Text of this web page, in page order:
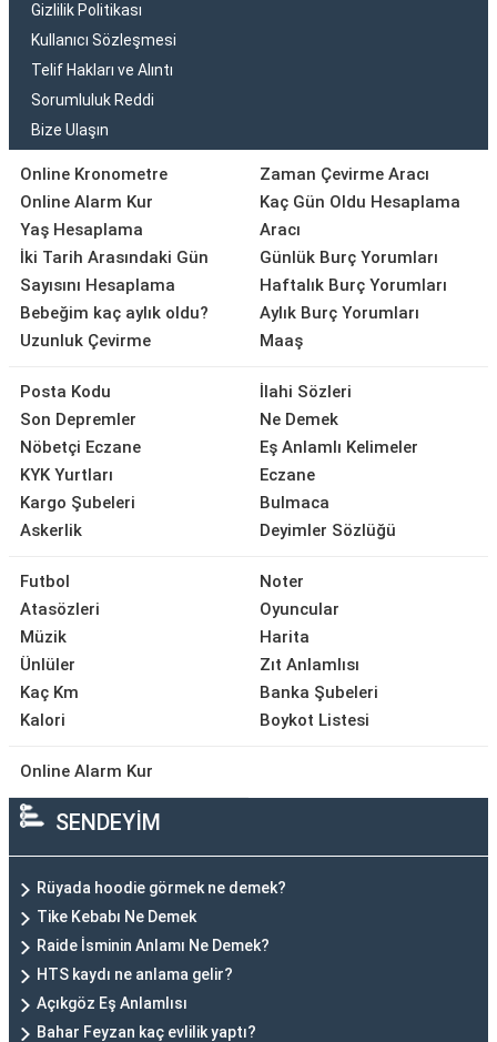
Gizlilik Politikası
Kullanıcı Sözleşmesi
Telif Hakları ve Alıntı
Sorumluluk Reddi
Bize Ulaşın
Online Kronometre
Online Alarm Kur
Yaş Hesaplama
İki Tarih Arasındaki Gün
Sayısını Hesaplama
Bebeğim kaç aylık oldu?
Uzunluk Çevirme
Zaman Çevirme Aracı
Kaç Gün Oldu Hesaplama
Aracı
Günlük Burç Yorumları
Haftalık Burç Yorumları
Aylık Burç Yorumları
Maaş
Posta Kodu
Son Depremler
Nöbetçi Eczane
KYK Yurtları
Kargo Şubeleri
Askerlik
İlahi Sözleri
Ne Demek
Eş Anlamlı Kelimeler
Eczane
Bulmaca
Deyimler Sözlüğü
Futbol
Atasözleri
Müzik
Ünlüler
Kaç Km
Kalori
Noter
Oyuncular
Harita
Zıt Anlamlısı
Banka Şubeleri
Boykot Listesi
Online Alarm Kur
SENDEYİM
Rüyada hoodie görmek ne demek?
Tike Kebabı Ne Demek
Raide İsminin Anlamı Ne Demek?
HTS kaydı ne anlama gelir?
Açıkgöz Eş Anlamlısı
Bahar Feyzan kaç evlilik yaptı?